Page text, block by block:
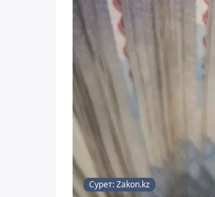
Сурет: Zakon.kz